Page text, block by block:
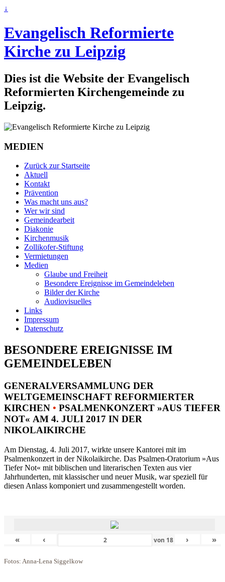
↓
Evangelisch Reformierte
Kirche zu Leipzig
Dies ist die Website der Evangelisch
Reformierten Kirchengemeinde zu
Leipzig.
MEDIEN
Zurück zur Startseite
Aktuell
Kontakt
Prävention
Was macht uns aus?
Wer wir sind
Gemeindearbeit
Diakonie
Kirchenmusik
Zollikofer-Stiftung
Vermietungen
Medien
Glaube und Freiheit
Besondere Ereignisse im Gemeindeleben
Bilder der Kirche
Audiovisuelles
Links
Impressum
Datenschutz
BESONDERE EREIGNISSE IM
GEMEINDELEBEN
GENERALVERSAMMLUNG DER
WELTGEMEINSCHAFT REFORMIERTER
KIRCHEN • PSALMENKONZERT »AUS TIEFER
NOT« AM 4. JULI 2017 IN DER
NIKOLAIKIRCHE
Am Dienstag, 4. Juli 2017, wirkte unsere Kantorei mit im
Psalmenkonzert in der Nikolaikirche. Das Psalmen-Oratorium »Aus
Tiefer Not« mit biblischen und literarischen Texten aus vier
Jahrhunderten, mit klassischer und neuer Musik, war speziell für
diesen Anlass komponiert und zusammengestellt worden.
« ‹ von 18 › »
Fotos: Anna-Lena Siggelkow